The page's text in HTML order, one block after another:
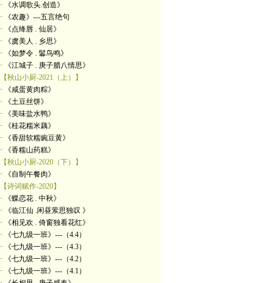
· 《水调歌头.创造》
· 《农趣》---五言绝句
· 《点绛唇 . 仙居》
· 《虞美人 . 乡思》
· 《如梦令 . 鬊鸟鸣》
· 《江城子 . 庚子腊八情思》
【秋山小厨-2021（上）】
· 《咸蛋黄肉粽》
· 《土豆丝饼》
· 《美味盐水鸭》
· 《桂花糯米藕》
· 《香甜软糯豌豆黄》
· 《香糯山药糕》
【秋山小厨-2020（下）】
· 《自制午餐肉》
【诗词赋作-2020】
· 《蝶恋花 . 中秋》
· 《临江仙 .闲昼萦思独叹 》
· 《相见欢 . 倚窗独看花红》
· 《七九级一班》---（4.4）
· 《七九级一班》---（4.3）
· 《七九级一班》---（4.2）
· 《七九级一班》---（4.1）